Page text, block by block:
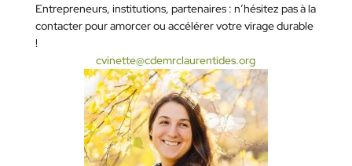
Entrepreneurs, institutions, partenaires : n’hésitez pas à la
contacter pour amorcer ou accélérer votre virage durable
!
cvinette@cdemrclaurentides.org